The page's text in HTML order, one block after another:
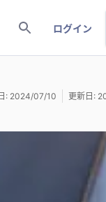
ログイン
: 2024/07/10 更新日: